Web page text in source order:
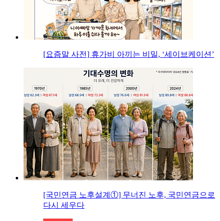
[요즘말 사전] 휴가비 아끼는 비밀, ‘세이브케이션’
[국민연금 노후설계①] 무너진 노후, 국민연금으로
다시 세우다